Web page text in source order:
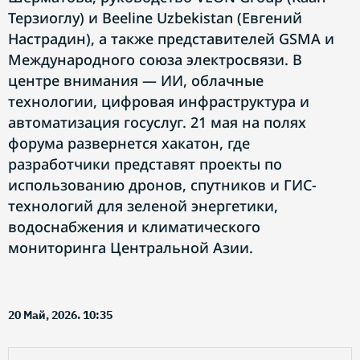
Терзиоглу) и Beeline Uzbekistan (Евгений
Настрадин), а также представителей GSMA и
Международного союза электросвязи. В
центре внимания — ИИ, облачные
технологии, цифровая инфраструктура и
автоматизация госуслуг. 21 мая на полях
форума развернется хакатон, где
разработчики представят проекты по
использованию дронов, спутников и ГИС-
технологий для зеленой энергетики,
водоснабжения и климатического
мониторинга Центральной Азии.
20 Май, 2026. 10:35